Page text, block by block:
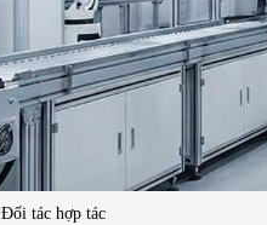
Đối tác hợp tác